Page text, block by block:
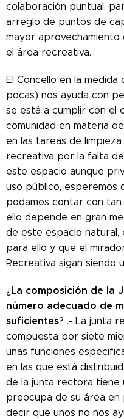
colaboración puntual,
arreglo de puntos de
mayor aprovechamiento
el área recreativa.
El Concello en la
pocas) nos ayuda con
se está a cumplir con el
comunidad en materia
en las tareas de
recreativa por la falta
este espacio aunque
uso público, esperemos
podamos contar con
ello depende en gran
de este espacio natural,
para ello y que el
Recreativa sigan siendo
¿ La composición de la
número adecuado de
suficientes? .- La junta
compuesta por siete
unas funciones
en las que está
de la junta rectora tiene
preocupa de su área
decir que unos no nos